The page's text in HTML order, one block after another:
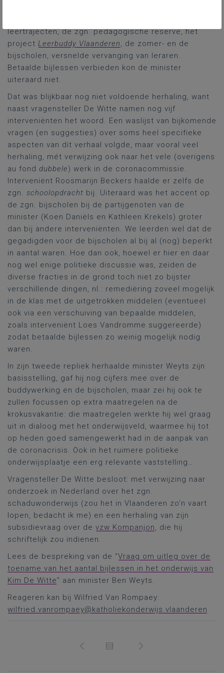
leertrajecten, de zgn. pedagogische reserve, het
project Leerbuddy Vlaanderen, de zomer- en de
bijscholen, versnelde vervanging van leraren.
Betaalde bijlessen verbieden kon de minister
uiteraard niet.
Dat was blijkbaar nog niet voldoende herhaling, want
naast vragensteller De Witte namen nog vijf
interveniënten het woord. Een waslijst van bijkomende
vragen (en suggesties) over soms heel specifieke
aspecten van dit verhaal volgde, maar vooral veel
herhaling, mét verwijzing ook naar het vele (overigens
au fond dubbele) werk in de coronacommissie.
Interveniënt Roosmarijn Beckers haalde er zelfs de
zgn. schoolopdracht bij. Uiteraard was het accent op
de zgn. bijscholen bij de partijgenoten van de
minister (Koen Daniëls en Kathleen Krekels) groter
dan bij andere interveniënten. We leerden wel dat de
gegadigden voor de bijscholen al bij al (nog) beperkt
in aantal waren. Hoe dan ook, hoewel er hier en daar
nog wel enige politieke discussie was, zeiden de
diverse fracties in de grond toch niet zo bijster
verschillende dingen, nl.: remediëring zoveel mogelijk
in de klas met de uitgetrokken middelen (eventueel
ook via een verschuiving van bepaalde middelen,
zoals interveniënt Loes Vandromme suggereerde)
zodat betaalde bijlessen zo weinig mogelijk nodig
waren.
In zijn tweede repliek herhaalde minister Weyts zijn
basisstelling, gaf hij nog cijfers mee over de
buddywerking en de bijscholen, maar zei hij ook te
zullen focussen op extra maatregelen na de
krokusvakantie: die maatregelen werkte hij wel graag
uit in dialoog met het onderwijsveld, waarmee hij tot
op heden goed samengewerkt had in de aanpak van
de coronacrisis. Ook in het ruimere politieke
onderwijsplaatje een erg relevante vaststelling…
Vragensteller De Witte besloot: met verwijzing naar
onderzoek in Nederland over het zgn.
schaduwonderwijs (zou het in Vlaanderen zo’n vaart
lopen, bedacht ik me) en een herhaling van zijn
subsidievraag over de vzw Kompanjon, die hij
schriftelijk zou indienen.
Lees de bespreking van de “Vraag om uitleg over de
toename van het aantal bijlessen in het onderwijs van
Kim De Witte” aan minister Ben Weyts.
Reageren kan bij Wilfried Van Rompaey:
wilfried.vanrompaey@katholiekonderwijs.vlaanderen